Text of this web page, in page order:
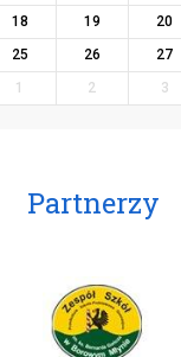
18 19 20
25 26 27
1 2 3
Partnerzy